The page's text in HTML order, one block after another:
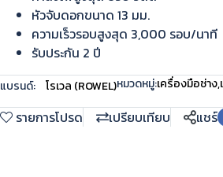
หัวจับดอกขนาด 13 มม.
ความเร็วรอบสูงสุด 3,000 รอบ/นาที
รับประกัน 2 ปี
แบรนด์: โรเวล (ROWEL)หมวดหมู่:เครื่องมือช่าง,
รายการโปรด เปรียบเทียบ แชร์